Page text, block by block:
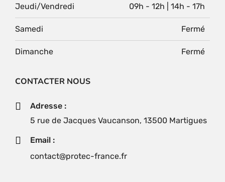
Jeudi/Vendredi 09h - 12h | 14h - 17h
Samedi Fermé
Dimanche Fermé
CONTACTER NOUS
Adresse :
5 rue de Jacques Vaucanson, 13500 Martigues
Email :
contact@protec-france.fr